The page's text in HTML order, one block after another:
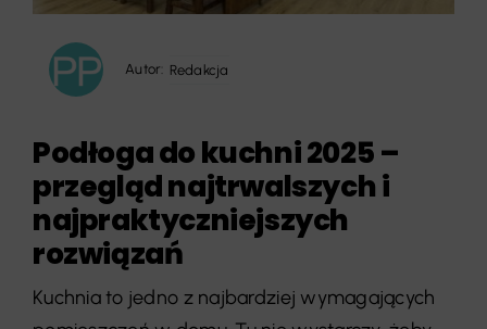
Autor: Redakcja
Podłoga do kuchni 2025 –
przegląd najtrwalszych i
najpraktyczniejszych
rozwiązań
Kuchnia to jedno z najbardziej wymagających